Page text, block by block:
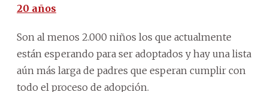
20 años
Son al menos 2.000 niños los que actualmente
están esperando para ser adoptados y hay una lista
aún más larga de padres que esperan cumplir con
todo el proceso de adopción.